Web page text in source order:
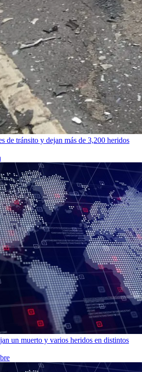
de tránsito y dejan más de 3,200 heridos
un muerto y varios heridos en distintos